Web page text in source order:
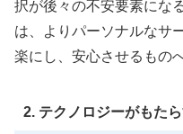
択が後々の不安要素にな
は、よりパーソナルなサ
楽にし、安心させるもの
2. テクノロジーがもた